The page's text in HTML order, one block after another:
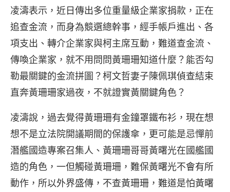
凌濤表示，近日傳出多位重量級企業家捐款，正在
追查金流，而身為競選總幹事，經手帳戶進出、各
項支出、轉介企業家與柯主席互動，難道查金流、
傳喚企業家，就不用問問黃珊珊知道什麼？能否勾
勒最關鍵的金流拼圖？柯文哲妻子陳佩琪偵查結束
直奔黃珊珊家過夜，不就證實黃關鍵角色？
凌濤說，過去覺得黃珊珊有金鐘罩鐵布衫，現在想
想不是立法院開議期間的保護傘，更可能是忌憚前
潛艦國造專案召集人、黃珊珊哥哥黃曙光在國艦國
造的角色，一但觸碰黃珊珊，難保黃曙光不會有所
動作，所以外界盛傳，不查黃珊珊，難道是怕黃曙